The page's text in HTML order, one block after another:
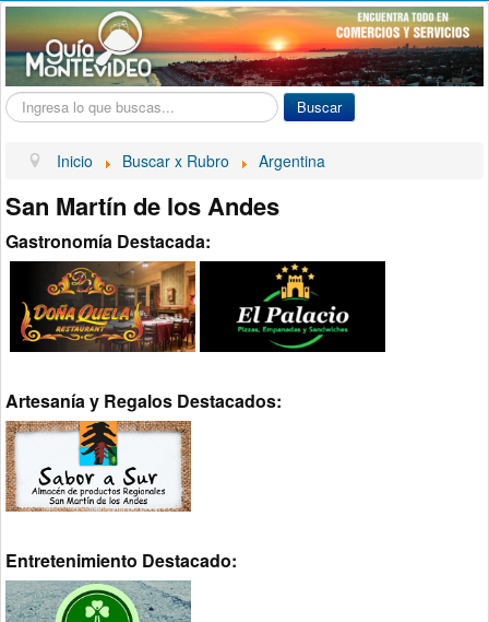
Buscar... Buscar
Inicio Buscar x Rubro Argentina
San Martín de los Andes
Gastronomía Destacada:
Artesanía y Regalos Destacados:
Entretenimiento Destacado: